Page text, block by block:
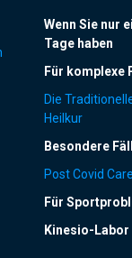
Wenn Sie nur
Tage haben
Für komplexe
Die
Heilkur
Besondere
Post Covid Care
Für
Kinesio-Labor